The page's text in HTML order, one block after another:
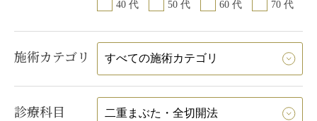
40 代 50 代 60 代 70 代
施術カテゴリ
診療科目